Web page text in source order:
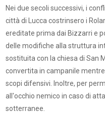
Nei due secoli successivi, i
città di Lucca costrinsero i
ereditate prima dai Bizzarri e
delle modifiche alla struttura
sostituita con la chiesa di San
convertita in campanile
scopi difensivi. Inoltre, per
all'occhio nemico in caso di
sotterranee.